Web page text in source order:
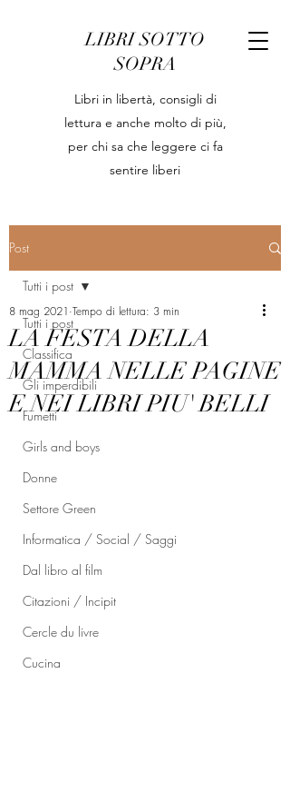
LIBRI SOTTO
SOPRA
Libri in libertà, consigli di
lettura e anche molto di più,
per chi sa che leggere ci fa
sentire liberi
Post
Tutti i post
Classifica
Gli imperdibili
Fumetti
Girls and boys
Donne
Settore Green
Informatica / Social / Saggi
Dal libro al film
Citazioni / Incipit
Cercle du livre
Cucina
Tutti i post
LA FESTA DELLA
MAMMA NELLE PAGINE
E NEI LIBRI PIU' BELLI
8 mag 2021 Tempo di lettura: 3 min